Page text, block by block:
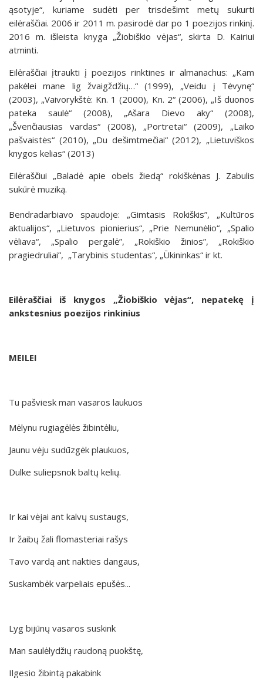
ąsotyje“, kuriame sudėti per trisdešimt metų sukurti
eilėraščiai. 2006 ir 2011 m. pasirodė dar po 1 poezijos rinkinį.
2016 m. išleista knyga „Žiobiškio vėjas“, skirta D. Kairiui
atminti.
Eilėraščiai įtraukti į poezijos rinktines ir almanachus: „Kam
pakėlei mane lig žvaigždžių…“ (1999), „Veidu į Tėvynę“
(2003), „Vaivorykštė: Kn. 1 (2000), Kn. 2“ (2006), „Iš duonos
pateka saulė“ (2008), „Ašara Dievo aky“ (2008),
„Švenčiausias vardas“ (2008), „Portretai“ (2009), „Laiko
pašvaistės“ (2010), „Du dešimtmečiai“ (2012), „Lietuviškos
knygos kelias“ (2013)
Eilėraščiui „Baladė apie obels žiedą“ rokiškėnas J. Zabulis
sukūrė muziką.
Bendradarbiavo spaudoje: „Gimtasis Rokiškis”, „Kultūros
aktualijos“, „Lietuvos pionierius“, „Prie Nemunėlio“, „Spalio
vėliava“, „Spalio pergalė”, „Rokiškio žinios”, „Rokiškio
pragiedruliai”, „Tarybinis studentas“, „Ūkininkas“ ir kt.
Eilėraščiai iš knygos „Žiobiškio vėjas“, nepatekę į
ankstesnius poezijos rinkinius
MEILEI
Tu pašviesk man vasaros laukuos
Mėlynu rugiagėlės žibintėliu,
Jaunu vėju sudūzgėk plaukuos,
Dulke suliepsnok baltų kelių.
Ir kai vėjai ant kalvų sustaugs,
Ir žaibų žali flomasteriai rašys
Tavo vardą ant nakties dangaus,
Suskambėk varpeliais epušės...
Lyg bijūnų vasaros suskink
Man saulėlydžių raudoną puokštę,
Ilgesio žibintą pakabink